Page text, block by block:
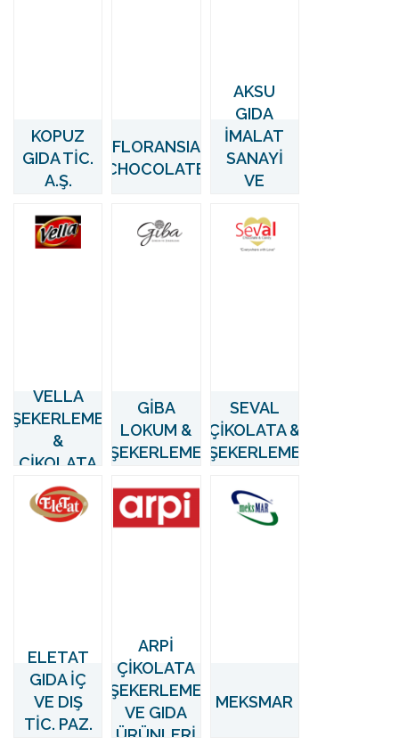
KOPUZ
GIDA TİC.
A.Ş.
FLORANSIA
CHOCOLATE
AKSU
GIDA
İMALAT
SANAYİ
VE
LTD. ŞTİ.
VELLA
ŞEKERLEME
&
ÇİKOLATA
GİBA
LOKUM &
ŞEKERLEME
SEVAL
ÇİKOLATA &
ŞEKERLEME
ELETAT
GIDA İÇ
VE DIŞ
TİC. PAZ.
ARPİ
ÇİKOLATA
ŞEKERLEME
VE GIDA
ÜRÜNLERİ
MEKSMAR